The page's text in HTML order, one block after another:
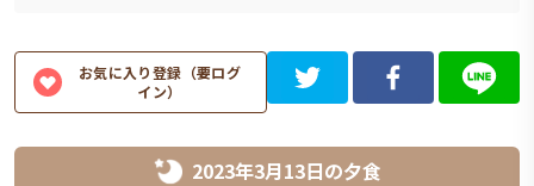
お気に入り登録（要ログ
イン）
2023年3月13日の夕食